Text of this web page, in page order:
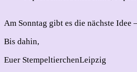
Am Sonntag gibt es die nächste Idee
Bis dahin,
Euer StempeltierchenLeipzig